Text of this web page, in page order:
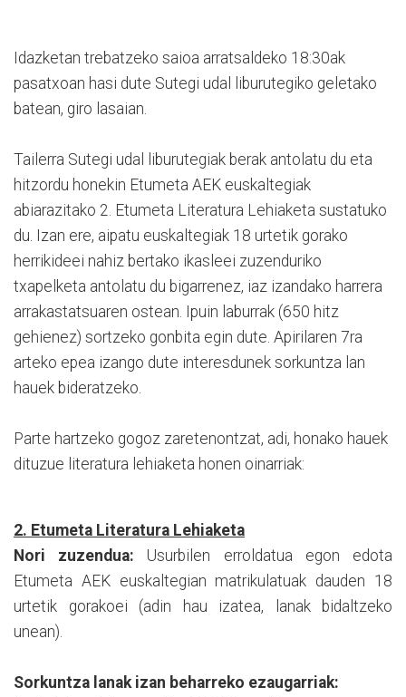
Idazketan trebatzeko saioa arratsaldeko 18:30ak
pasatxoan hasi dute Sutegi udal liburutegiko geletako
batean, giro lasaian.
Tailerra Sutegi udal liburutegiak berak antolatu du eta
hitzordu honekin Etumeta AEK euskaltegiak
abiarazitako 2. Etumeta Literatura Lehiaketa sustatuko
du. Izan ere, aipatu euskaltegiak 18 urtetik gorako
herrikideei nahiz bertako ikasleei zuzenduriko
txapelketa antolatu du bigarrenez, iaz izandako harrera
arrakastatsuaren ostean. Ipuin laburrak (650 hitz
gehienez) sortzeko gonbita egin dute. Apirilaren 7ra
arteko epea izango dute interesdunek sorkuntza lan
hauek bideratzeko.
Parte hartzeko gogoz zaretenontzat, adi, honako hauek
dituzue literatura lehiaketa honen oinarriak:
2. Etumeta Literatura Lehiaketa
Nori zuzendua: Usurbilen erroldatua egon edota
Etumeta AEK euskaltegian matrikulatuak dauden 18
urtetik gorakoei (adin hau izatea, lanak bidaltzeko
unean).
Sorkuntza lanak izan beharreko ezaugarriak: